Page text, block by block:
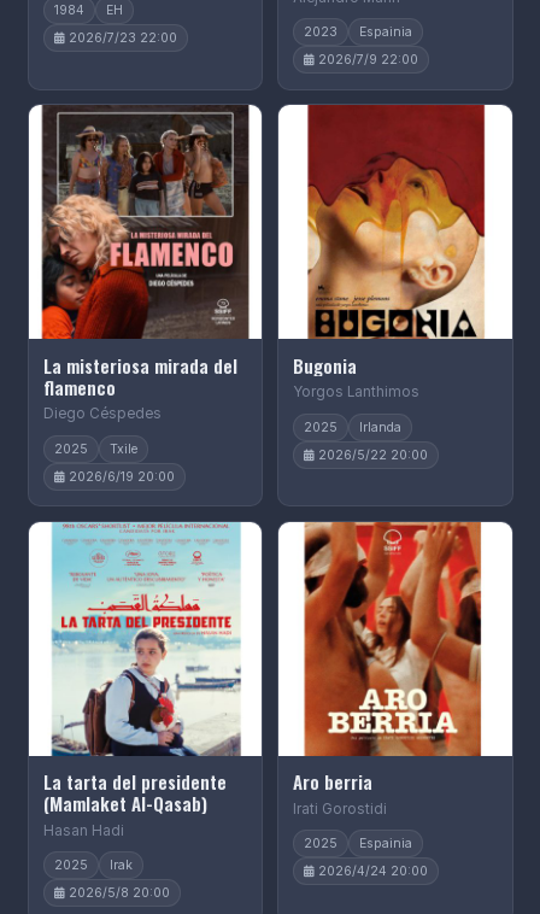
1984
EH
2026/7/23 22:00
2023
Espainia
2026/7/9 22:00
La misteriosa mirada del
flamenco
Diego Céspedes
2025
Txile
2026/6/19 20:00
Bugonia
Yorgos Lanthimos
2025
Irlanda
2026/5/22 20:00
La tarta del presidente
(Mamlaket Al-Qasab)
Hasan Hadi
2025
Irak
2026/5/8 20:00
Aro berria
Irati Gorostidi
2025
Espainia
2026/4/24 20:00